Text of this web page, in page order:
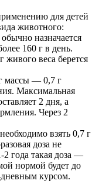
для детей
животного:
назначается
160 г в день.
живого веса берется
массы — 0,7 г
Максимальная
2 дня, а
Через 2
взять 0,7 г
доза не
2 года такая доза —
нормой будет до
дневным курсом.